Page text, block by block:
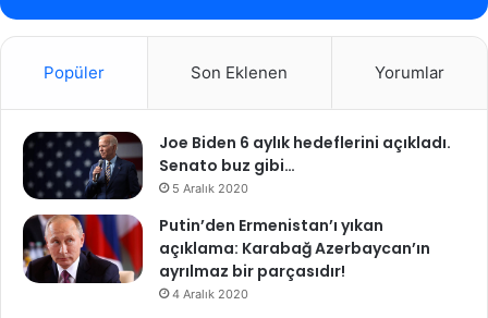
Popüler Son Eklenen Yorumlar
Joe Biden 6 aylık hedeflerini açıkladı.
Senato buz gibi…
5 Aralık 2020
Putin’den Ermenistan’ı yıkan
açıklama: Karabağ Azerbaycan’ın
ayrılmaz bir parçasıdır!
4 Aralık 2020